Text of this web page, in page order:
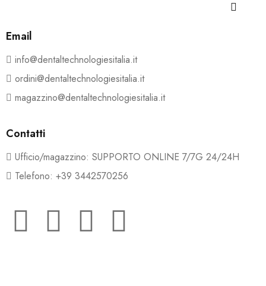
Email
info@dentaltechnologiesitalia.it
ordini@dentaltechnologiesitalia.it
magazzino@dentaltechnologiesitalia.it
Contatti
Ufficio/magazzino: SUPPORTO ONLINE 7/7G 24/24H
Telefono: +39 3442570256